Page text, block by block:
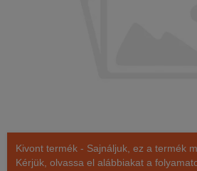
Kivont termék - Sajnáljuk, ez a termék
Kérjük, olvassa el alábbiakat a